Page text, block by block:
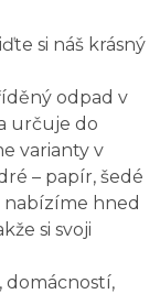
si náš krásný
odpad v
určuje do
varianty v
– papír, šedé
nabízíme hned
si svoji
domácností,